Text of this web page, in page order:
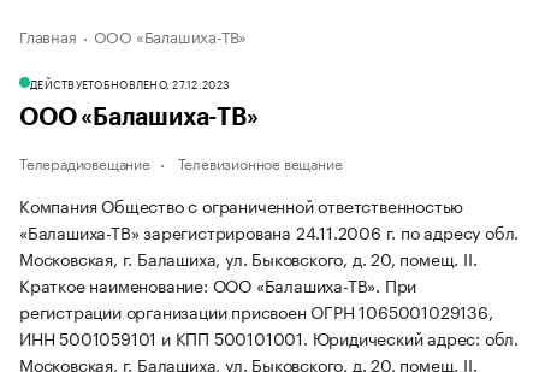
Главная ООО «Балашиха-ТВ»
ДЕЙСТВУЕТОБНОВЛЕНО, 27.12.2023
ООО «Балашиха-ТВ»
Телерадиовещание Телевизионное вещание
Компания Общество с ограниченной ответственностью
«Балашиха-ТВ» зарегистрирована 24.11.2006 г. по адресу обл.
Московская, г. Балашиха, ул. Быковского, д. 20, помещ. II.
Краткое наименование: ООО «Балашиха-ТВ». При
регистрации организации присвоен ОГРН 1065001029136,
ИНН 5001059101 и КПП 500101001. Юридический адрес: обл.
Московская, г. Балашиха, ул. Быковского, д. 20, помещ. II.